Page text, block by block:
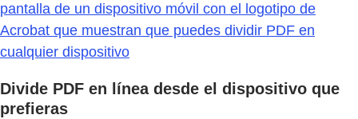
pantalla de un dispositivo móvil con el logotipo de
Acrobat que muestran que puedes dividir PDF en
cualquier dispositivo
Divide PDF en línea desde el dispositivo que
prefieras